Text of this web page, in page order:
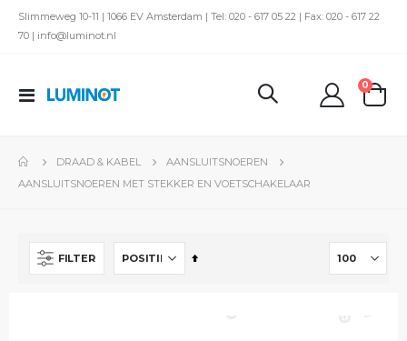
Slimmeweg 10-11 | 1066 EV Amsterdam | Tel: 020 - 617 05 22 | Fax: 020 - 617 22
70 | info@luminot.nl
Toggle
kar
0
DRAAD & KABEL
AANSLUITSNOEREN
AANSLUITSNOEREN MET STEKKER EN VOETSCHAKELAAR
FILTER
Van